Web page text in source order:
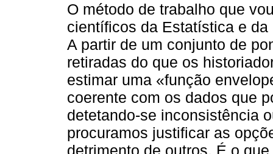
O método de trabalho que
científicos da Estatística e
A partir de um conjunto de
retiradas do que os
estimar uma «função
coerente com os dados que
detetando-se inconsistência
procuramos justificar as
detrimento de outros. É o